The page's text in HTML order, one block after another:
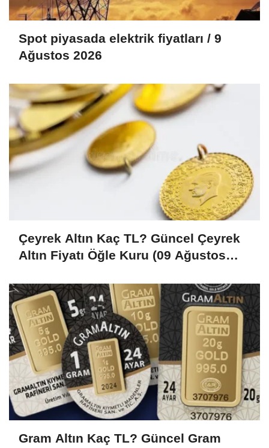
Spot piyasada elektrik fiyatları / 9
Ağustos 2026
Çeyrek Altın Kaç TL? Güncel Çeyrek
Altın Fiyatı Öğle Kuru (09 Ağustos
Gram Altın Kaç TL? Güncel Gram